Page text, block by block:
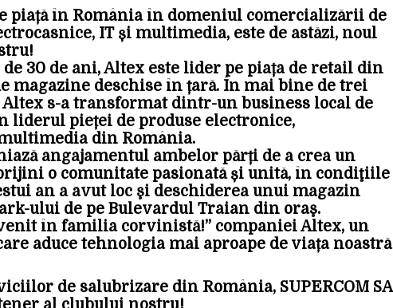
piață în România în domeniul comercializării de
IT și multimedia, este de astăzi, noul
30 de ani, Altex este lider pe piața de retail din
magazine deschise în țară. În mai bine de trei
s-a transformat dintr-un business local de
liderul pieței de produse electronice,
din România.
angajamentul ambelor părți de a crea un
o comunitate pasionată și unită, în condiţiile
an a avut loc şi deschiderea unui magazin
ului de pe Bulevardul Traian din oraş.
în familia corvinistă!” companiei Altex, un
aduce tehnologia mai aproape de viața noastră
de salubrizare din România, SUPERCOM SA